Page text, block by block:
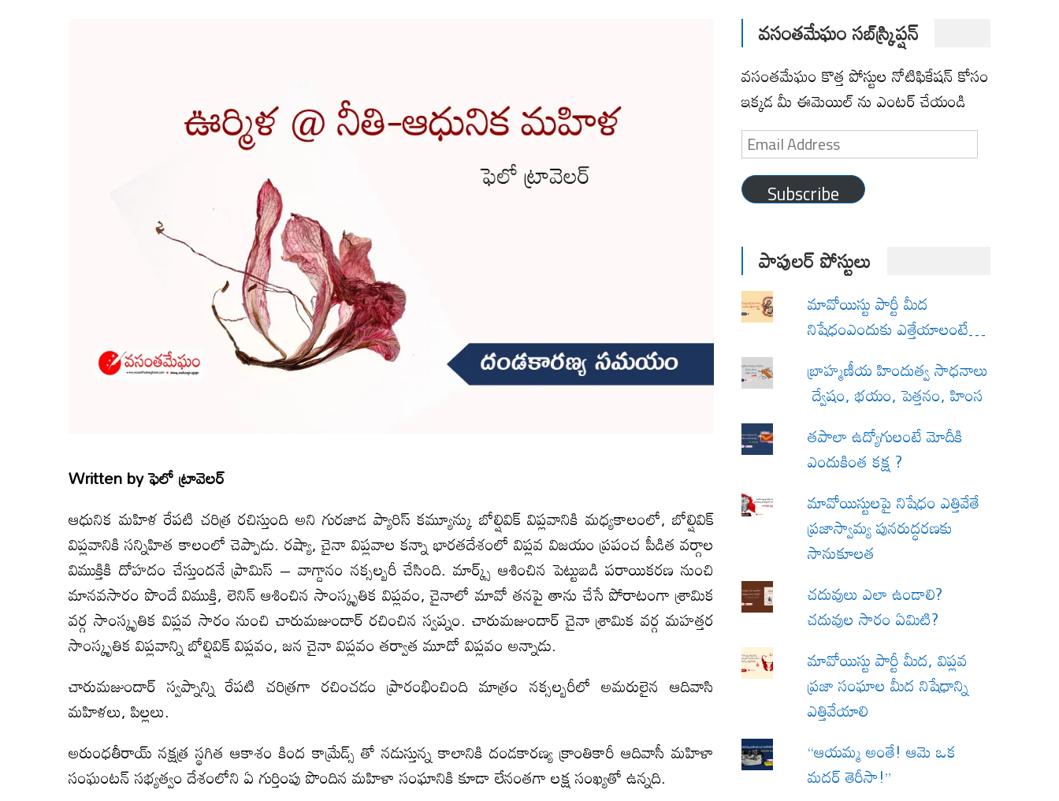
Written byఫెలో ట్రావెలర్
ఆధునిక మహిళ రేపటి చరిత్ర రచిస్తుంది అని గురజాడ ప్యారిస్ కమ్యూన్కు బోల్షివిక్ విప్లవానికి మధ్యకాలంలో, బోల్షివిక్
విప్లవానికి సన్నిహిత కాలంలో చెప్పాడు. రష్యా, చైనా విప్లవాల కన్నా భారతదేశంలో విప్లవ విజయం ప్రపంచ పీడిత వర్గాల
విముక్తికి దోహదం చేస్తుందనే ప్రామిస్ – వాగ్దానం నక్సల్బరీ చేసింది. మార్క్స్ ఆశించిన పెట్టుబడి పరాయికరణ నుంచి
మానవసారం పొందే విముక్తి, లెనిన్ ఆశించిన సాంస్కృతిక విప్లవం, చైనాలో మావో తనపై తాను చేసే పోరాటంగా శ్రామిక
వర్గ సాంస్కృతిక విప్లవ సారం నుంచి చారుమజుందార్ రచించిన స్వప్నం. చారుమజుందార్ చైనా శ్రామిక వర్గ మహత్తర
సాంస్కృతిక విప్లవాన్ని బోల్షివిక్ విప్లవం, జన చైనా విప్లవం తర్వాత మూడో విప్లవం అన్నాడు.
చారుమజుందార్ స్వప్నాన్ని రేపటి చరిత్రగా రచించడం ప్రారంభించింది మాత్రం నక్సల్బరీలో అమరులైన ఆదివాసి
మహిళలు, పిల్లలు.
అరుంధతీరాయ్ నక్షత్ర స్థగిత ఆకాశం కింద కామ్రేడ్స్ తో నడుస్తున్న కాలానికి దండకారణ్య క్రాంతికారీ ఆదివాసీ మహిళా
సంఘంటన్ సభ్యత్వం దేశంలోని ఏ గుర్తింపు పొందిన మహిళా సంఘానికి కూడా లేనంతగా లక్ష సంఖ్యతో ఉన్నది.
వసంతమేఘం సబ్‌స్క్రిప్షన్
వసంతమేఘం కొత్త పోస్టుల నోటిఫికేషన్ కోసం
ఇక్కడ మీ ఈమెయిల్ ను ఎంటర్ చేయండి
Email
Address
Subscribe
పాపులర్ పోస్టులు
మావోయిస్టు పార్టీ మీద
నిషేధంఎందుకు ఎత్తేయాలంటే…
బ్రాహ్మణీయ హిందుత్వ సాధనాలు
ద్వేషం, భయం, పెత్తనం, హింస
త‌పాలా ఉద్యోగులంటే మోదీకి
ఎందుకింత కక్ష ?
మావోయిస్టులపై నిషేధం ఎత్తివేతే
ప్రజాస్వామ్య పునరుద్ధరణకు
సానుకూలత
చదువులు ఎలా ఉండాలి?
చదువుల సారం ఏమిటి?
మావోయిస్టు పార్టీ మీద, విప్లవ
ప్రజా సంఘాల మీద నిషేధాన్ని
ఎత్తివేయాలి
“ఆయమ్మ అంతే! ఆమె ఒక
మదర్ తెరీసా!”